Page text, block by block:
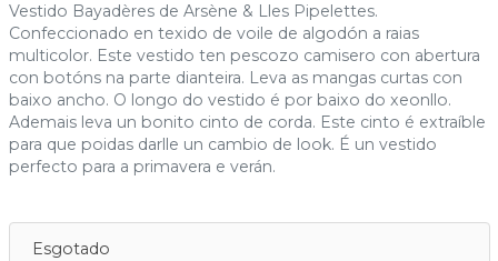
Vestido Bayadères de Arsène & Lles Pipelettes.
Confeccionado en texido de voile de algodón a raias
multicolor. Este vestido ten pescozo camisero con abertura
con botóns na parte dianteira. Leva as mangas curtas con
baixo ancho. O longo do vestido é por baixo do xeonllo.
Ademais leva un bonito cinto de corda. Este cinto é extraíble
para que poidas darlle un cambio de look. É un vestido
perfecto para a primavera e verán.
Esgotado